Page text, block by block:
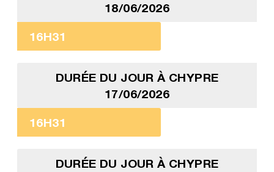
18/06/2026
16H31
DURÉE DU JOUR À CHYPRE
17/06/2026
16H31
DURÉE DU JOUR À CHYPRE